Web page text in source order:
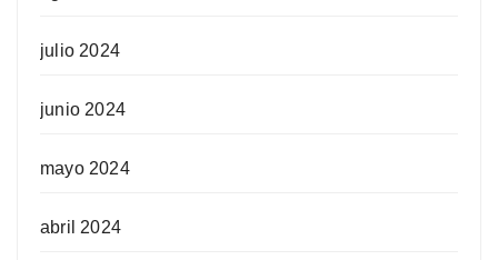
julio 2024
junio 2024
mayo 2024
abril 2024